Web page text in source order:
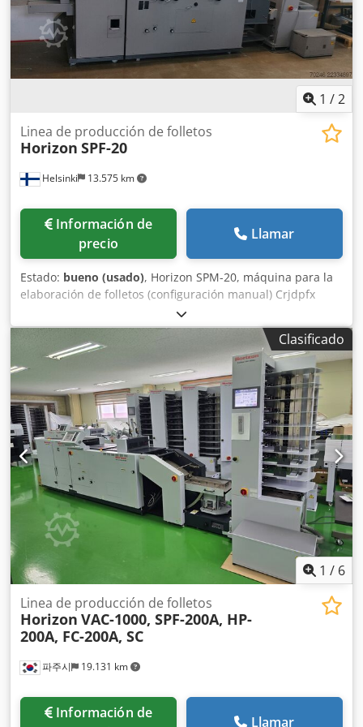
Credpfx Ahsywulco Hof Para más información, no dude en
contactarnos personalmente.
1 /2
Helsinki 13.575 km
Linea de producción de folletos
Horizon SPF-20
Información de
precio
Llamar
Estado: bueno (usado), Horizon SPM-20, máquina para la
elaboración de folletos (configuración manual) Crjdpfx
Ahozlxqvj Hof Horizon VAC-100, máquina de colación con
sistema de succión de aire Horizon SPF-20, máquina de
cosido y plegado Horizon FC-20, máquina de corte Solo 1,5
millones en el contador total.
Clasificado
1 / 6
파주시 19.131 km
Linea de producción de folletos
Horizon VAC-1000, SPF-200A, HP-
200A, FC-200A, SC
Información de
Llamar